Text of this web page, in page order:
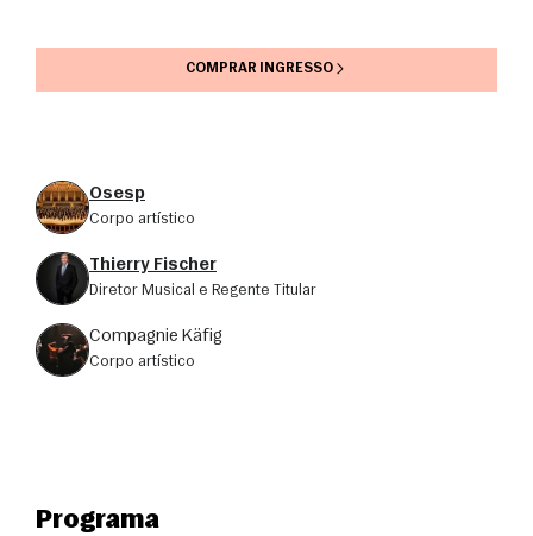
Osesp
corpo artístico
Thierry Fischer
Diretor Musical e Regente Titular
Compagnie Käfig
corpo artístico
COMPRAR INGRESSO
Programa